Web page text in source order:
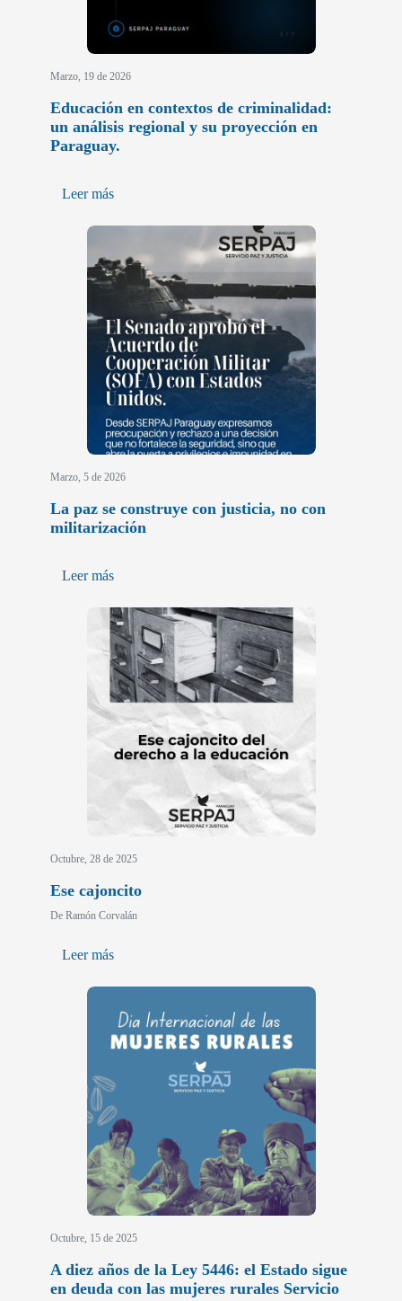
Marzo, 19 de 2026
Educación en contextos de criminalidad:
un análisis regional y su proyección en
Paraguay.
Leer más
Marzo, 5 de 2026
La paz se construye con justicia, no con
militarización
Leer más
Octubre, 28 de 2025
Ese cajoncito
De Ramón Corvalán
Leer más
Octubre, 15 de 2025
A diez años de la Ley 5446: el Estado sigue
en deuda con las mujeres rurales Servicio